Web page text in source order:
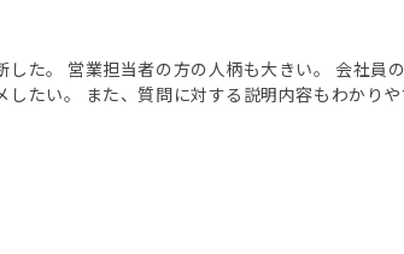
た。 営業担当者の方の人柄も大きい。 会社員
たい。 また、質問に対する説明内容もわかりや